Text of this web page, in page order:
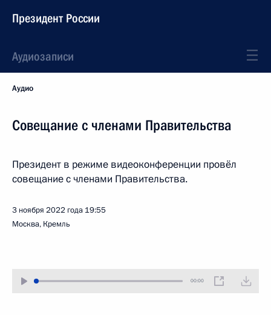
Президент России
Аудиозаписи
Аудио
Совещание с членами Правительства
Президент в режиме видеоконференции провёл
совещание с членами Правительства.
3 ноября 2022 года 19:55
Москва, Кремль
00:00